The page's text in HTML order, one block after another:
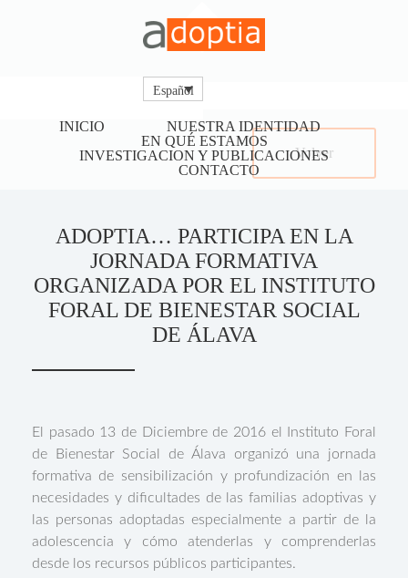
Español
INICIO
NUESTRA IDENTIDAD
EN QUÉ ESTAMOS
INVESTIGACION Y PUBLICACIONES
CONTACTO
Volver
ADOPTIA… PARTICIPA EN LA
JORNADA FORMATIVA
ORGANIZADA POR EL INSTITUTO
FORAL DE BIENESTAR SOCIAL
DE ÁLAVA
El pasado 13 de Diciembre de 2016 el Instituto Foral
de Bienestar Social de Álava organizó una jornada
formativa de sensibilización y profundización en las
necesidades y dificultades de las familias adoptivas y
las personas adoptadas especialmente a partir de la
adolescencia y cómo atenderlas y comprenderlas
desde los recursos públicos participantes.